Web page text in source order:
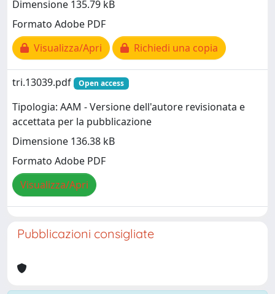
Dimensione 135.79 kB
Formato Adobe PDF
Visualizza/Apri
Richiedi una copia
tri.13039.pdf Open access
Tipologia: AAM - Versione dell'autore revisionata e
accettata per la pubblicazione
Dimensione 136.38 kB
Formato Adobe PDF
Visualizza/Apri
Pubblicazioni consigliate